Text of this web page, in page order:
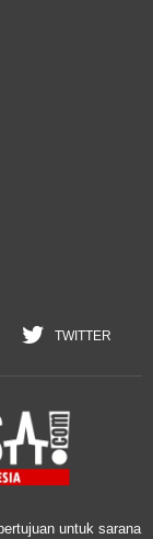
TWITTER
untuk sarana